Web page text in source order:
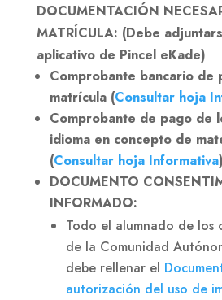
DOCUMENTACIÓN
MATRÍCULA: (Debe
aplicativo de Pincel eKade)
Comprobante bancario de
matrícula (Consultar hoja
Comprobante de pago de
idioma en concepto de
(Consultar hoja Informativa)
DOCUMENTO
INFORMADO:
Todo el alumnado de los
de la Comunidad
debe rellenar el
autorización del uso de